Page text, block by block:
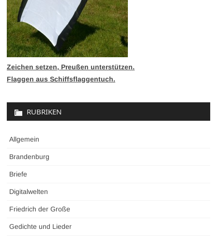
Zeichen setzen, Preußen unterstützen.
Flaggen aus Schiffsflaggentuch.
RUBRIKEN
Allgemein
Brandenburg
Briefe
Digitalwelten
Friedrich der Große
Gedichte und Lieder